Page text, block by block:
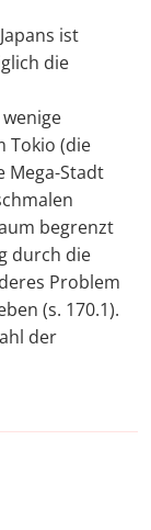
ist
die
Tokio (die
Mega-Stadt
begrenzt
durch die
Problem
(s. 170.1).
der